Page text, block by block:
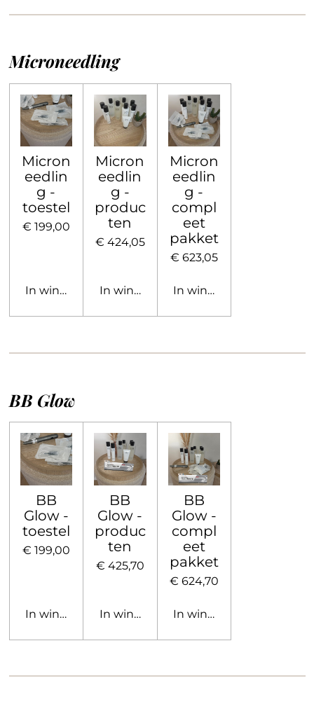
Microneedling
Micron
eedlin
g -
toestel
€ 199,00
In winkelwagen
Micron
eedlin
g -
produc
ten
€ 424,05
In winkelwagen
Micron
eedlin
g -
compl
eet
pakket
€ 623,05
In winkelwagen
BB Glow
BB
Glow -
toestel
€ 199,00
In winkelwagen
BB
Glow -
produc
ten
€ 425,70
In winkelwagen
BB
Glow -
compl
eet
pakket
€ 624,70
In winkelwagen